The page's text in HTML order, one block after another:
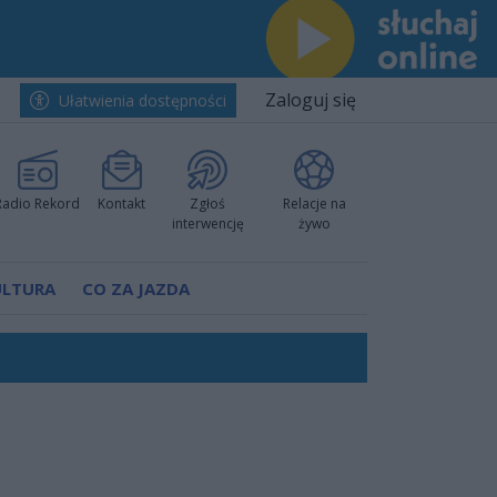
Ułatwienia dostępności Zaloguj się
Rekord Kontakt
Zgłoś
interwencję
Relacje na
żywo
CO ZA JAZDA